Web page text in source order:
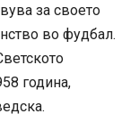
за своето
во фудбал.
година,